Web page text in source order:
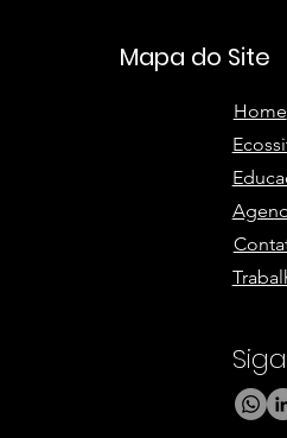
Mapa do Site
Home
Siga